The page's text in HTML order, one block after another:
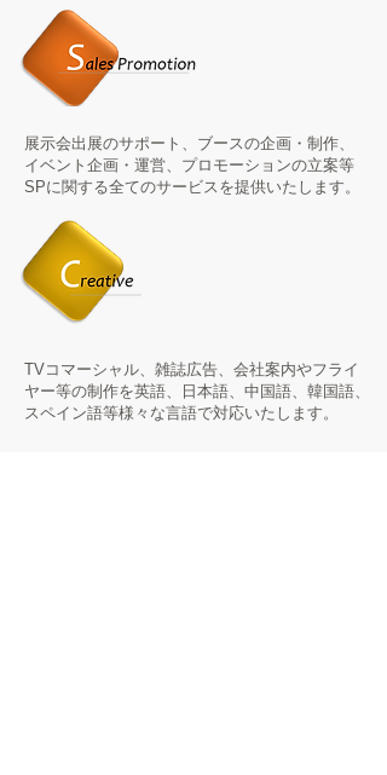
展示会出展のサポート、ブースの企画・制作、
イベント企画・運営、プロモーションの立案等
SPに関する全てのサービスを提供いたします。
TVコマーシャル、雑誌広告、会社案内やフライ
ヤー等の制作を英語、日本語、中国語、韓国語、
スペイン語等様々な言語で対応いたします。